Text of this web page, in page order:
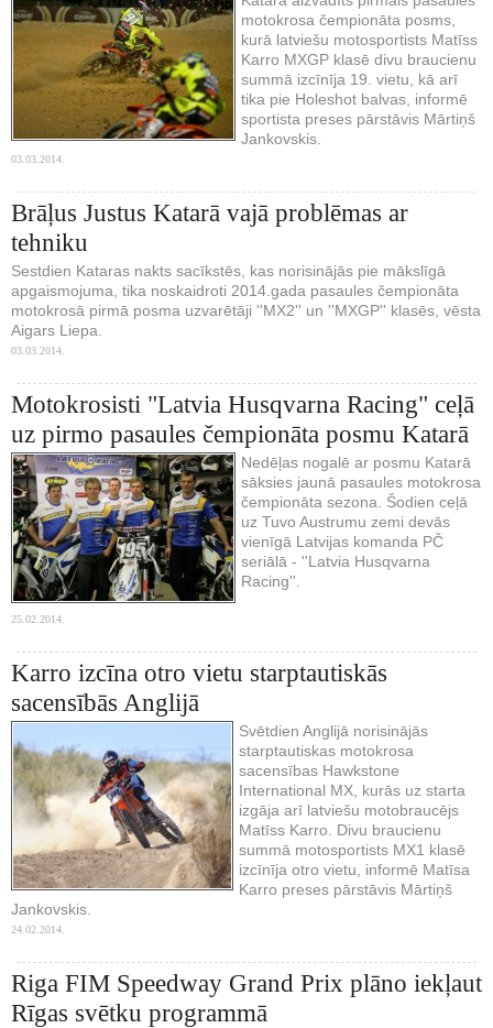
motokrosa čempionāta posms,
kurā latviešu motosportists Matīss
Karro MXGP klasē divu braucienu
summā izcīnīja 19. vietu, kā arī
tika pie Holeshot balvas, informē
sportista preses pārstāvis Mārtiņš
Jankovskis.
03.03.2014.
Brāļus Justus Katarā vajā problēmas ar
tehniku
Sestdien Kataras nakts sacīkstēs, kas norisinājās pie mākslīgā
apgaismojuma, tika noskaidroti 2014.gada pasaules čempionāta
motokrosā pirmā posma uzvarētāji ''MX2'' un ''MXGP'' klasēs, vēsta
Aigars Liepa.
03.03.2014.
Motokrosisti "Latvia Husqvarna Racing" ceļā
uz pirmo pasaules čempionāta posmu Katarā
Nedēļas nogalē ar posmu Katarā
sāksies jaunā pasaules motokrosa
čempionāta sezona. Šodien ceļā
uz Tuvo Austrumu zemi devās
vienīgā Latvijas komanda PČ
seriālā - ''Latvia Husqvarna
Racing''.
25.02.2014.
Karro izcīna otro vietu starptautiskās
sacensībās Anglijā
Svētdien Anglijā norisinājās
starptautiskas motokrosa
sacensības Hawkstone
International MX, kurās uz starta
izgāja arī latviešu motobraucējs
Matīss Karro. Divu braucienu
summā motosportists MX1 klasē
izcīnīja otro vietu, informē Matīsa
Karro preses pārstāvis Mārtiņš
Jankovskis.
24.02.2014.
Riga FIM Speedway Grand Prix plāno iekļaut
Rīgas svētku programmā